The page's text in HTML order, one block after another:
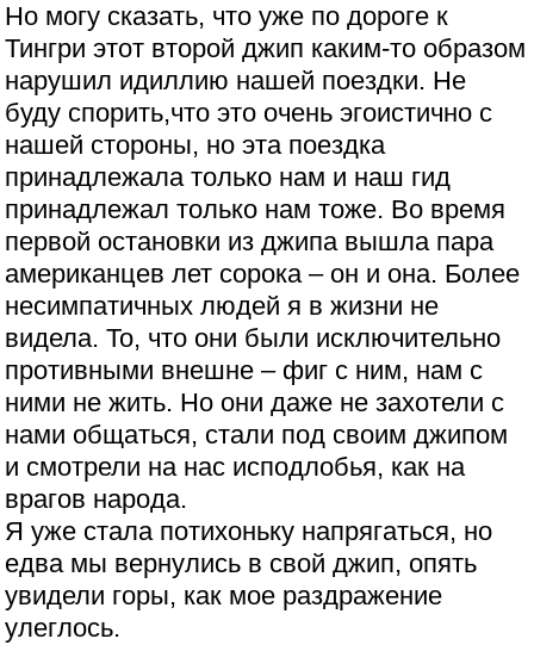
Но могу сказать, что уже по дороге к
Тингри этот второй джип каким-то образом
нарушил идиллию нашей поездки. Не
буду спорить,что это очень эгоистично с
нашей стороны, но эта поездка
принадлежала только нам и наш гид
принадлежал только нам тоже. Во время
первой остановки из джипа вышла пара
американцев лет сорока – он и она. Более
несимпатичных людей я в жизни не
видела. То, что они были исключительно
противными внешне – фиг с ним, нам с
ними не жить. Но они даже не захотели с
нами общаться, стали под своим джипом
и смотрели на нас исподлобья, как на
врагов народа.
Я уже стала потихоньку напрягаться, но
едва мы вернулись в свой джип, опять
увидели горы, как мое раздражение
улеглось.